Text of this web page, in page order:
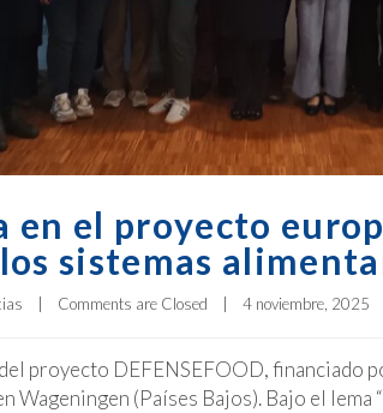
el proyecto
sistemas
Comments are Closed 4 noviembre, 2025
proyecto DEFENSEFOOD, financiado
Wageningen (Países Bajos). Bajo el